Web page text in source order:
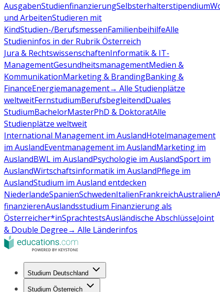
AusgabenStudienfinanzierungSelbsterhalterstipendium
und ArbeitenStudieren mit
KindStudien-/BerufsmessenFamilienbeihilfeAlle
Studieninfos in der Rubrik Österreich
Jura & RechtswissenschaftenInformatik & IT-
ManagementGesundheitsmanagementMedien &
KommunikationMarketing & BrandingBanking &
FinanceEnergiemanagement→ Alle Studienplätze
weltweitFernstudiumBerufsbegleitendDuales
StudiumBachelorMasterPhD & DoktoratAlle
Studienplätze weltweit
International Management im AuslandHotelmanagement
im AuslandEventmanagement im AuslandMarketing im
AuslandBWL im AuslandPsychologie im AuslandSport im
AuslandWirtschaftsinformatik im AuslandPflege im
AuslandStudium im Ausland entdecken
NiederlandeSpanienSchwedenItalienFrankreichAustralien
finanzierenAuslandsstudium Finanzierung als
Österreicher*inSprachtestsAusländische AbschlüsseJoint
& Double Degree→ Alle Länderinfos
Studium Deutschland
Studium Österreich